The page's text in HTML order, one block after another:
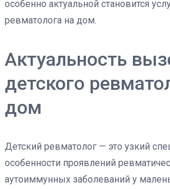
особенно актуальной становится
ревматолога на дом.
Актуальность
детского
дом
Детский ревматолог — это узкий
особенности проявлений
аутоиммунных заболеваний у